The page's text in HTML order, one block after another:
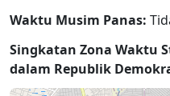
Waktu Musim Panas:
Singkatan Zona Waktu
dalam Republik